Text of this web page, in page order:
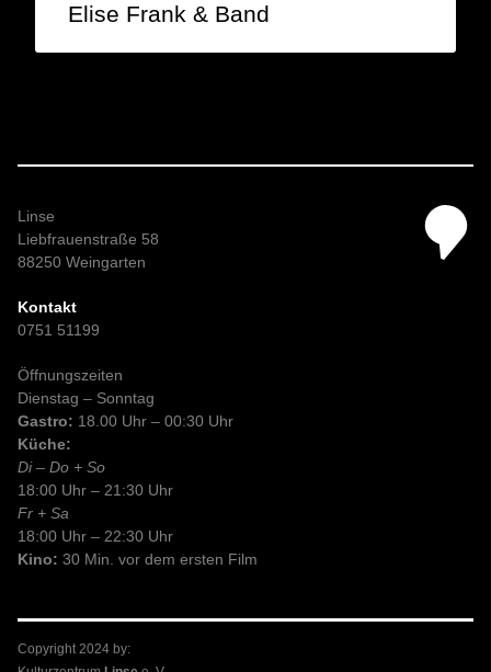
Elise Frank & Band
Linse
Liebfrauenstraße 58
88250 Weingarten
Kontakt
0751 51199
Öffnungszeiten
Dienstag – Sonntag
Gastro: 18.00 Uhr – 00:30 Uhr
Küche:
Di – Do + So
18:00 Uhr – 21:30 Uhr
Fr + Sa
18:00 Uhr – 22:30 Uhr
Kino: 30 Min. vor dem ersten Film
Copyright 2024 by: